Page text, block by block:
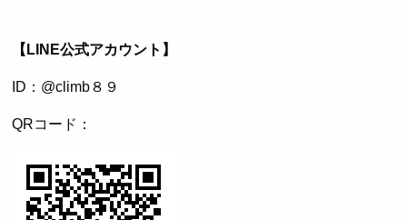
【LINE公式アカウント】
ID：@climb８９
QRコード：